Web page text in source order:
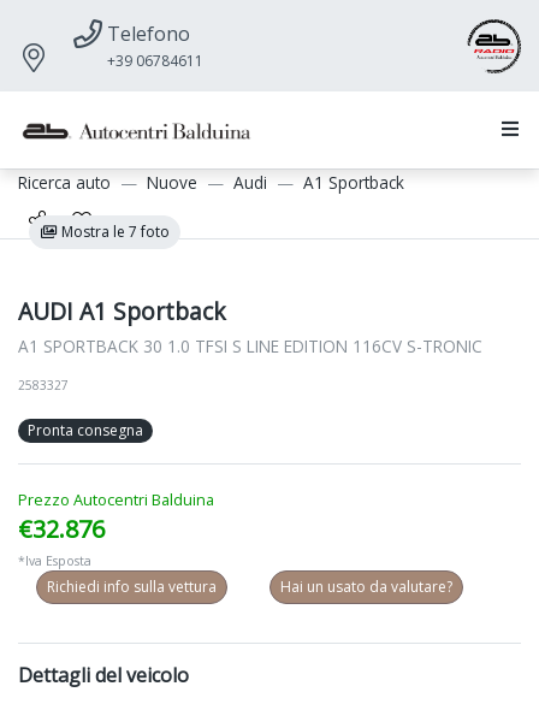
Telefono
+39 06784611
Ricerca auto Nuove Audi A1 Sportback
Mostra le 7 foto
AUDI A1 Sportback
A1 SPORTBACK 30 1.0 TFSI S LINE EDITION 116CV S-TRONIC
2583327
Pronta consegna
Prezzo Autocentri Balduina
€32.876
*Iva Esposta
Richiedi info sulla vettura Hai un usato da valutare?
Dettagli del veicolo